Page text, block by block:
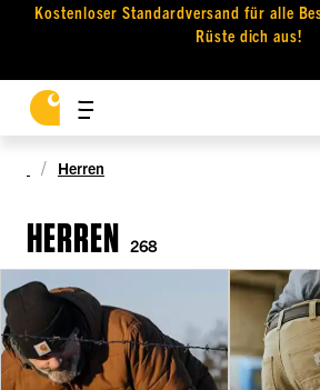
Kostenloser Standardversand für alle
Rüste dich aus!
Herren
HERREN 268